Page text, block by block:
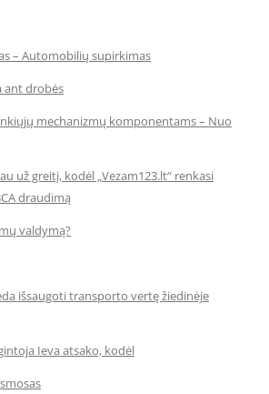
– Automobilių supirkimas
ant drobės
mechanizmų komponentams – Nuo
už greitį, kodėl „Vezam123.lt“ renkasi
draudimą
valdymą?
išsaugoti transporto vertę žiedinėje
Ieva atsako, kodėl